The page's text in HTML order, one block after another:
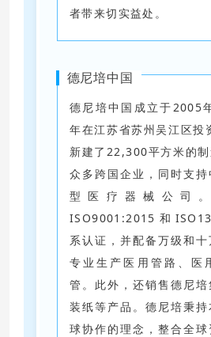
者带来切实益处 。
德尼培中国
德尼培中国成立于2005
年在江苏省苏州吴江区投
新建了22,300平方米的
众多跨国企业，同时支
型医疗器械公司
ISO9001:2015和
系认证，并配备万级和十
专业生产医用管路、医
管。此外，还销售德尼
装纸等产品。德尼培秉
球协作的理念，整合全